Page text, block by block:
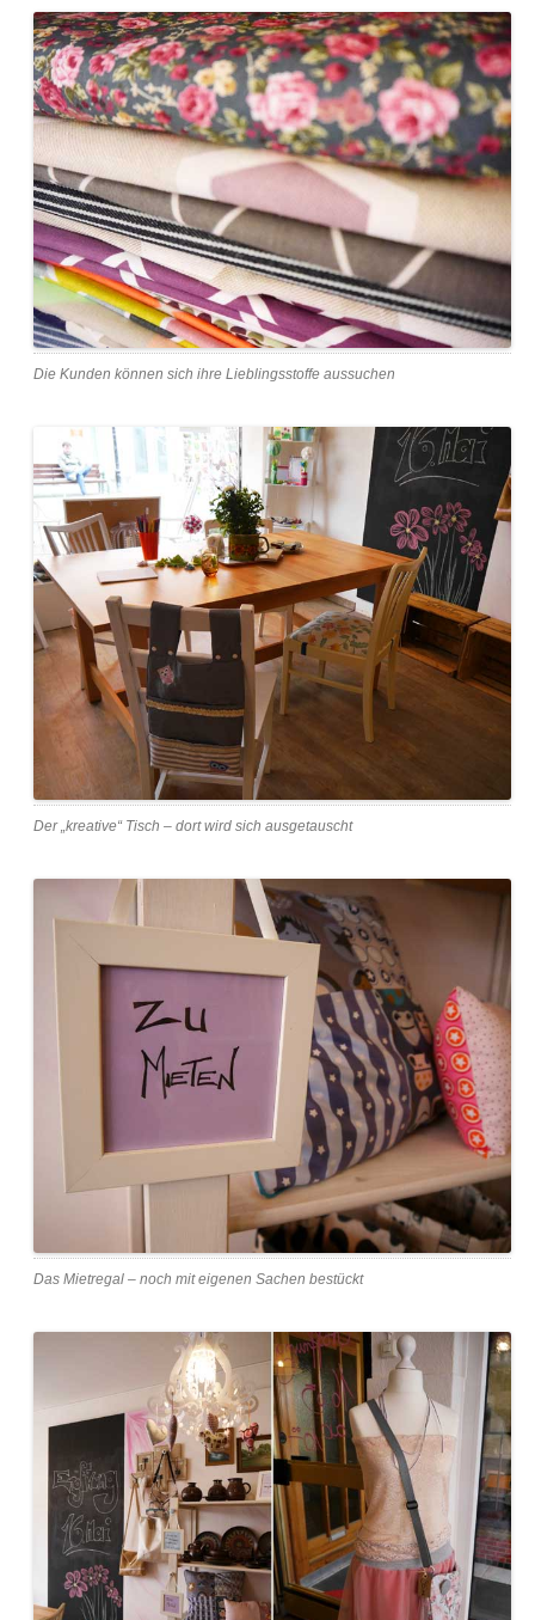
Die Kunden können sich ihre Lieblingsstoffe aussuchen
Der „kreative“ Tisch – dort wird sich ausgetauscht
Das Mietregal – noch mit eigenen Sachen bestückt